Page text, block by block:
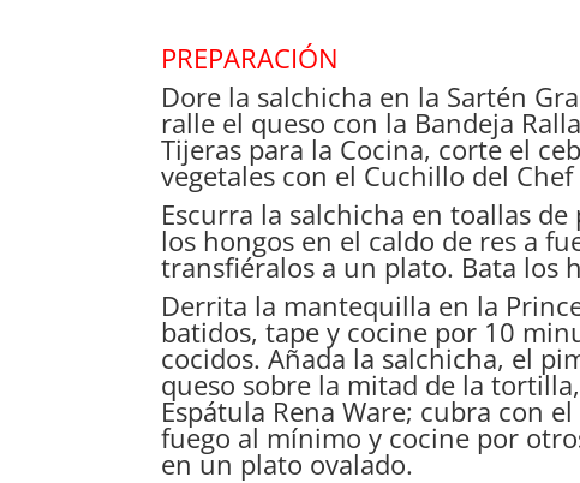
PREPARACIÓN
Dore la salchicha en la Sartén
ralle el queso con la Bandeja
Tijeras para la Cocina, corte el
vegetales con el Cuchillo del Chef
Escurra la salchicha en toallas
los hongos en el caldo de res a
transfiéralos a un plato. Bata los
Derrita la mantequilla en la
batidos, tape y cocine por 10
cocidos. Añada la salchicha, el
queso sobre la mitad de la
Espátula Rena Ware; cubra con
fuego al mínimo y cocine por
en un plato ovalado.